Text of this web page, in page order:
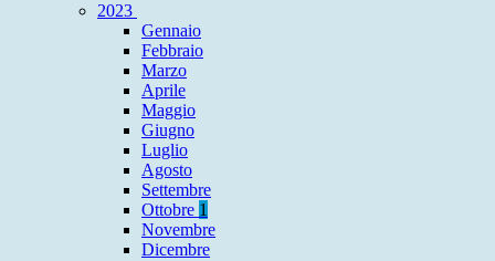
2023
Gennaio
Febbraio
Marzo
Aprile
Maggio
Giugno
Luglio
Agosto
Settembre
Ottobre 1
Novembre
Dicembre